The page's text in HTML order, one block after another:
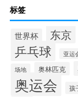
标签
世界杯 东京
乒乓球 亚运
场地 奥林匹克
奥运会 孩